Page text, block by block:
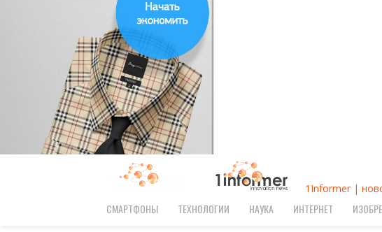
1Informer |
СМАРТФОНЫ ТЕХНОЛОГИИ НАУКА ИНТЕРНЕТ